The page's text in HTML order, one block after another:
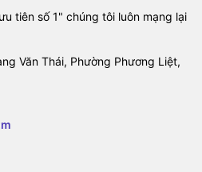
tiên số 1" chúng tôi luôn mạng lại
Văn Thái, Phường Phương Liệt,